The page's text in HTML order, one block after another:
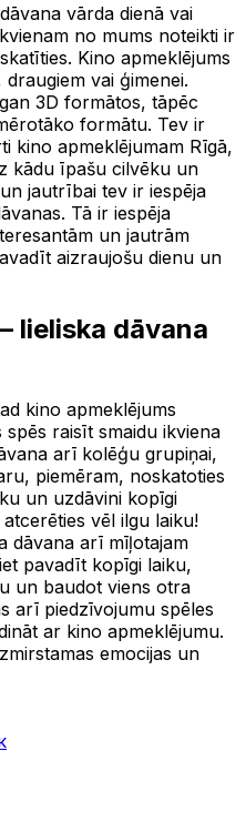
vārda dienā vai
no mums noteikti ir
Kino apmeklējums
vai ģimenei.
3D formātos, tāpēc
formātu. Tev ir
kino apmeklējumam Rīgā,
kādu īpašu cilvēku un
jautrībai tev ir iespēja
Tā ir iespēja
un jautrām
aizraujošu dienu un
lieliska dāvana
kino apmeklējums
raisīt smaidu ikviena
arī kolēģu grupiņai,
piemēram, noskatoties
un uzdāvini kopīgi
vēl ilgu laiku!
dāvana arī mīļotajam
pavadīt kopīgi laiku,
un baudot viens otra
arī piedzīvojumu spēles
ar kino apmeklējumu.
emocijas un